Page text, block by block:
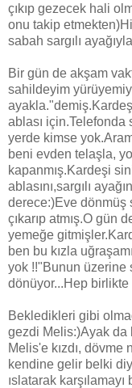
çıkıp gezecek hali
onu takip
sabah sargılı
Bir gün de akşam
sahildeyim
ablası
yerde kimse
beni evden telaşla,
kapanmış.Kardeşi
ablasını,sargılı
derece:)Eve dönmüş
çıkarıp atmış.O gün
yemeğe
ben bu kızla
yok !!"Bunun üzerine
dönüyor...Hep
Bekledikleri gibi
gezdi Melis:)Ayak da
Melis'e kızdı, dövme
kendine gelir belki
ıslatarak